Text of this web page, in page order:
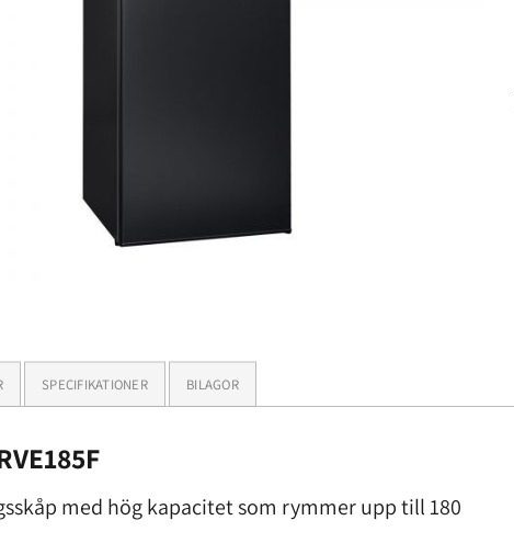
SPECIFIKATIONER BILAGOR
med hög kapacitet som rymmer upp till 180